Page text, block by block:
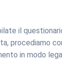
il
procediamo
in modo